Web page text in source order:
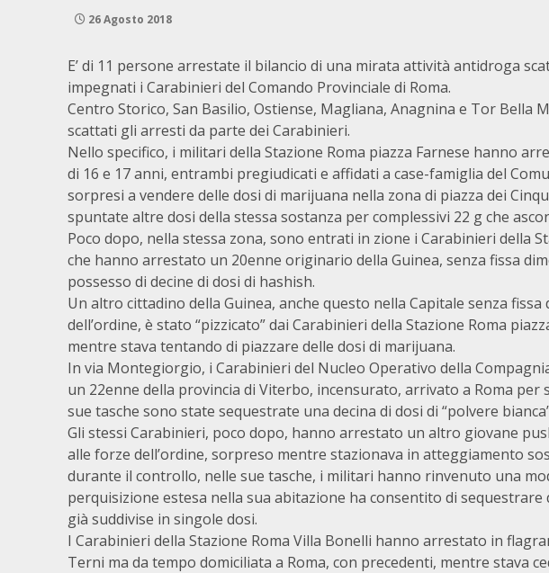
26 Agosto 2018
E’ di 11 persone arrestate il bilancio di una mirata attività antidroga
impegnati i Carabinieri del Comando Provinciale di Roma.
Centro Storico, San Basilio, Ostiense, Magliana, Anagnina e Tor Bella
scattati gli arresti da parte dei Carabinieri.
Nello specifico, i militari della Stazione Roma piazza Farnese hanno
di 16 e 17 anni, entrambi pregiudicati e affidati a case-famiglia del
sorpresi a vendere delle dosi di marijuana nella zona di piazza dei
spuntate altre dosi della stessa sostanza per complessivi 22 g che
Poco dopo, nella stessa zona, sono entrati in zione i Carabinieri della
che hanno arrestato un 20enne originario della Guinea, senza fissa
possesso di decine di dosi di hashish.
Un altro cittadino della Guinea, anche questo nella Capitale senza
dell’ordine, è stato “pizzicato” dai Carabinieri della Stazione Roma
mentre stava tentando di piazzare delle dosi di marijuana.
In via Montegiorgio, i Carabinieri del Nucleo Operativo della
un 22enne della provincia di Viterbo, incensurato, arrivato a Roma per
sue tasche sono state sequestrate una decina di dosi di “polvere
Gli stessi Carabinieri, poco dopo, hanno arrestato un altro giovane
alle forze dell’ordine, sorpreso mentre stazionava in atteggiamento
durante il controllo, nelle sue tasche, i militari hanno rinvenuto una
perquisizione estesa nella sua abitazione ha consentito di sequestrare
già suddivise in singole dosi.
I Carabinieri della Stazione Roma Villa Bonelli hanno arrestato in
Terni ma da tempo domiciliata a Roma, con precedenti, mentre stava